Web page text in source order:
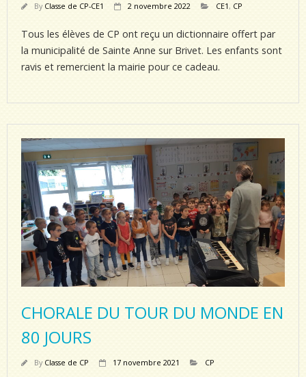
By Classe de CP-CE1 2 novembre 2022 CE1, CP
Tous les élèves de CP ont reçu un dictionnaire offert par
la municipalité de Sainte Anne sur Brivet. Les enfants sont
ravis et remercient la mairie pour ce cadeau.
CHORALE DU TOUR DU MONDE EN
80 JOURS
By Classe de CP 17 novembre 2021 CP